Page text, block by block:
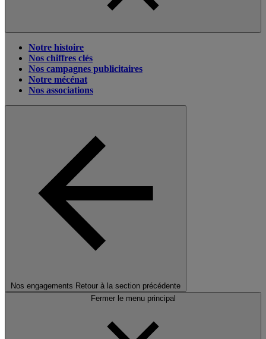
Notre histoire
Nos chiffres clés
Nos campagnes publicitaires
Notre mécénat
Nos associations
Nos engagements Retour à la section précédente
Fermer le menu principal